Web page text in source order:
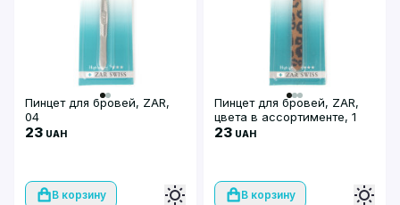
Пинцет для бровей, ZAR,
04
23 UAH
В корзину
Пинцет для бровей, ZAR,
цвета в ассортименте, 1
шт, 01
23 UAH
В корзину